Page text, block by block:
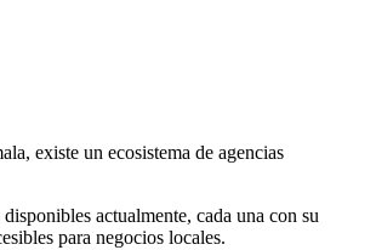
existe un ecosistema de agencias
actualmente, cada una con su
para negocios locales.